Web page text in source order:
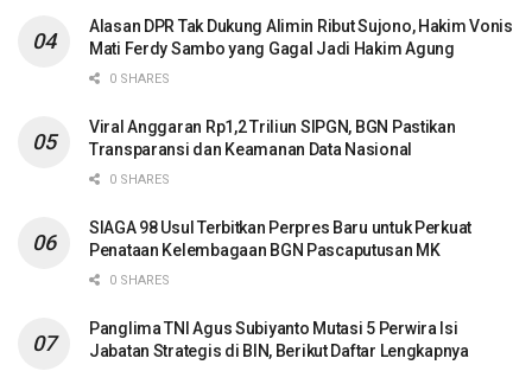
Alasan DPR Tak Dukung Alimin Ribut Sujono, Hakim Vonis
Mati Ferdy Sambo yang Gagal Jadi Hakim Agung
0 SHARES
Viral Anggaran Rp1,2 Triliun SIPGN, BGN Pastikan
Transparansi dan Keamanan Data Nasional
0 SHARES
SIAGA 98 Usul Terbitkan Perpres Baru untuk Perkuat
Penataan Kelembagaan BGN Pascaputusan MK
0 SHARES
Panglima TNI Agus Subiyanto Mutasi 5 Perwira Isi
Jabatan Strategis di BIN, Berikut Daftar Lengkapnya